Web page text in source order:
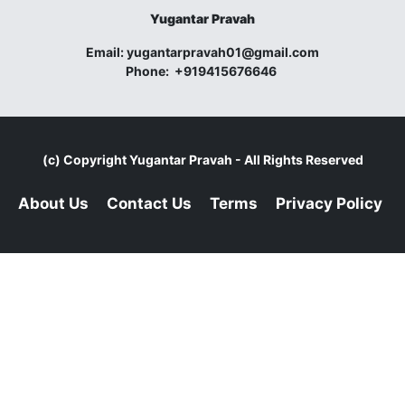
Yugantar Pravah
Email:yugantarpravah01@gmail.com
Phone: +919415676646
(c) CopyrightYugantar Pravah - All Rights Reserved
About Us Contact Us Terms Privacy Policy